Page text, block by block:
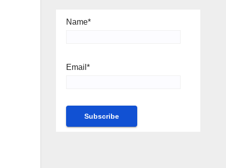
Name*
Email*